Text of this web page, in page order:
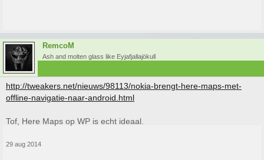
RemcoM
Ash and molten glass like Eyjafjallajökull
http://tweakers.net/nieuws/98113/nokia-brengt-here-maps-met-
offline-navigatie-naar-android.html
Tof, Here Maps op WP is echt ideaal.
29 aug 2014